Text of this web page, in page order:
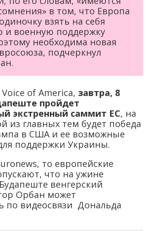
в том, что Европа
взять на себя
и военную поддержку
необходима новая
подчеркнул
of America, завтра, 8
пройдет
экстренный саммит ЕС, на
из главных тем будет победа
в США и ее возможные
поддержки Украины.
то европейские
что на ужине
венгерский
Орбан может
по видеосвязи Дональда